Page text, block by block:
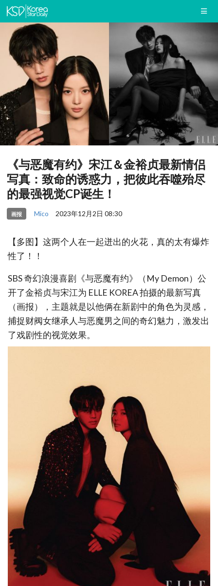
《与恶魔有约》宋江＆金裕贞最新情侣
写真：致命的诱惑力，把彼此吞噬殆尽
的最强视觉CP诞生！
画报 Mico 2023年12月2日 08:30
【多图】这两个人在一起迸出的火花，真的太有爆炸
性了！！
SBS 奇幻浪漫喜剧《与恶魔有约》（My Demon）公
开了金裕贞与宋江为 ELLE KOREA 拍摄的最新写真
（画报），主题就是以他俩在新剧中的角色为灵感，
捕捉财阀女继承人与恶魔男之间的奇幻魅力，激发出
了戏剧性的视觉效果。